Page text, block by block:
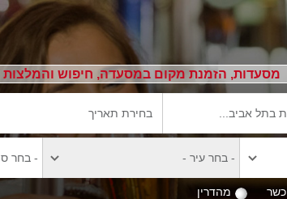
מסעדות, הזמנת מקום במסעדה, חיפוש
כשר מהדרין